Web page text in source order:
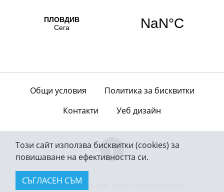
Общи условия
Политика за бисквитки
Контакти
Уеб дизайн
© 2026 — bgderby.com. Всички права запазени.
Този сайт използва бисквитки (cookies) за
повишаване на ефективността си.
СЪГЛАСЕН СЪМ